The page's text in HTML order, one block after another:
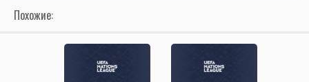
Похожие: